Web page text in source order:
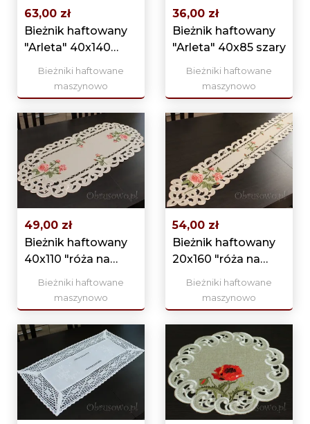
63,00 zł
Bieżnik haftowany
"Arleta" 40x140
szaryBieżniki haftowane
maszynowo
36,00 zł
Bieżnik haftowany
"Arleta" 40x85 szary
Bieżniki haftowane
maszynowo
49,00 zł
Bieżnik haftowany
40x110 "róża na
beżu"
Bieżniki haftowane
maszynowo
54,00 zł
Bieżnik haftowany
20x160 "róża na
beżu"
Bieżniki haftowane
maszynowo